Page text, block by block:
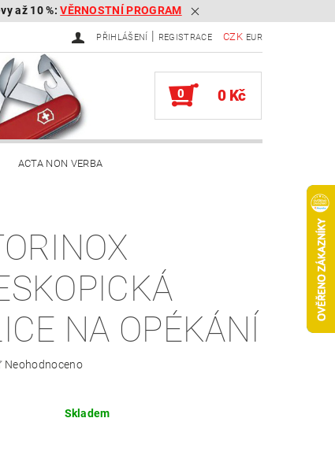
až 10 %:VĚRNOSTNÍ PROGRAM
CZK EUR
PŘIHLÁŠENÍ | REGISTRACE
0 0 Kč
ACTA NON VERBA
Brousky na kapesní nože
Služby Knihy
reklamaceNA OPÉKÁNÍ
Neohodnoceno
Skladem